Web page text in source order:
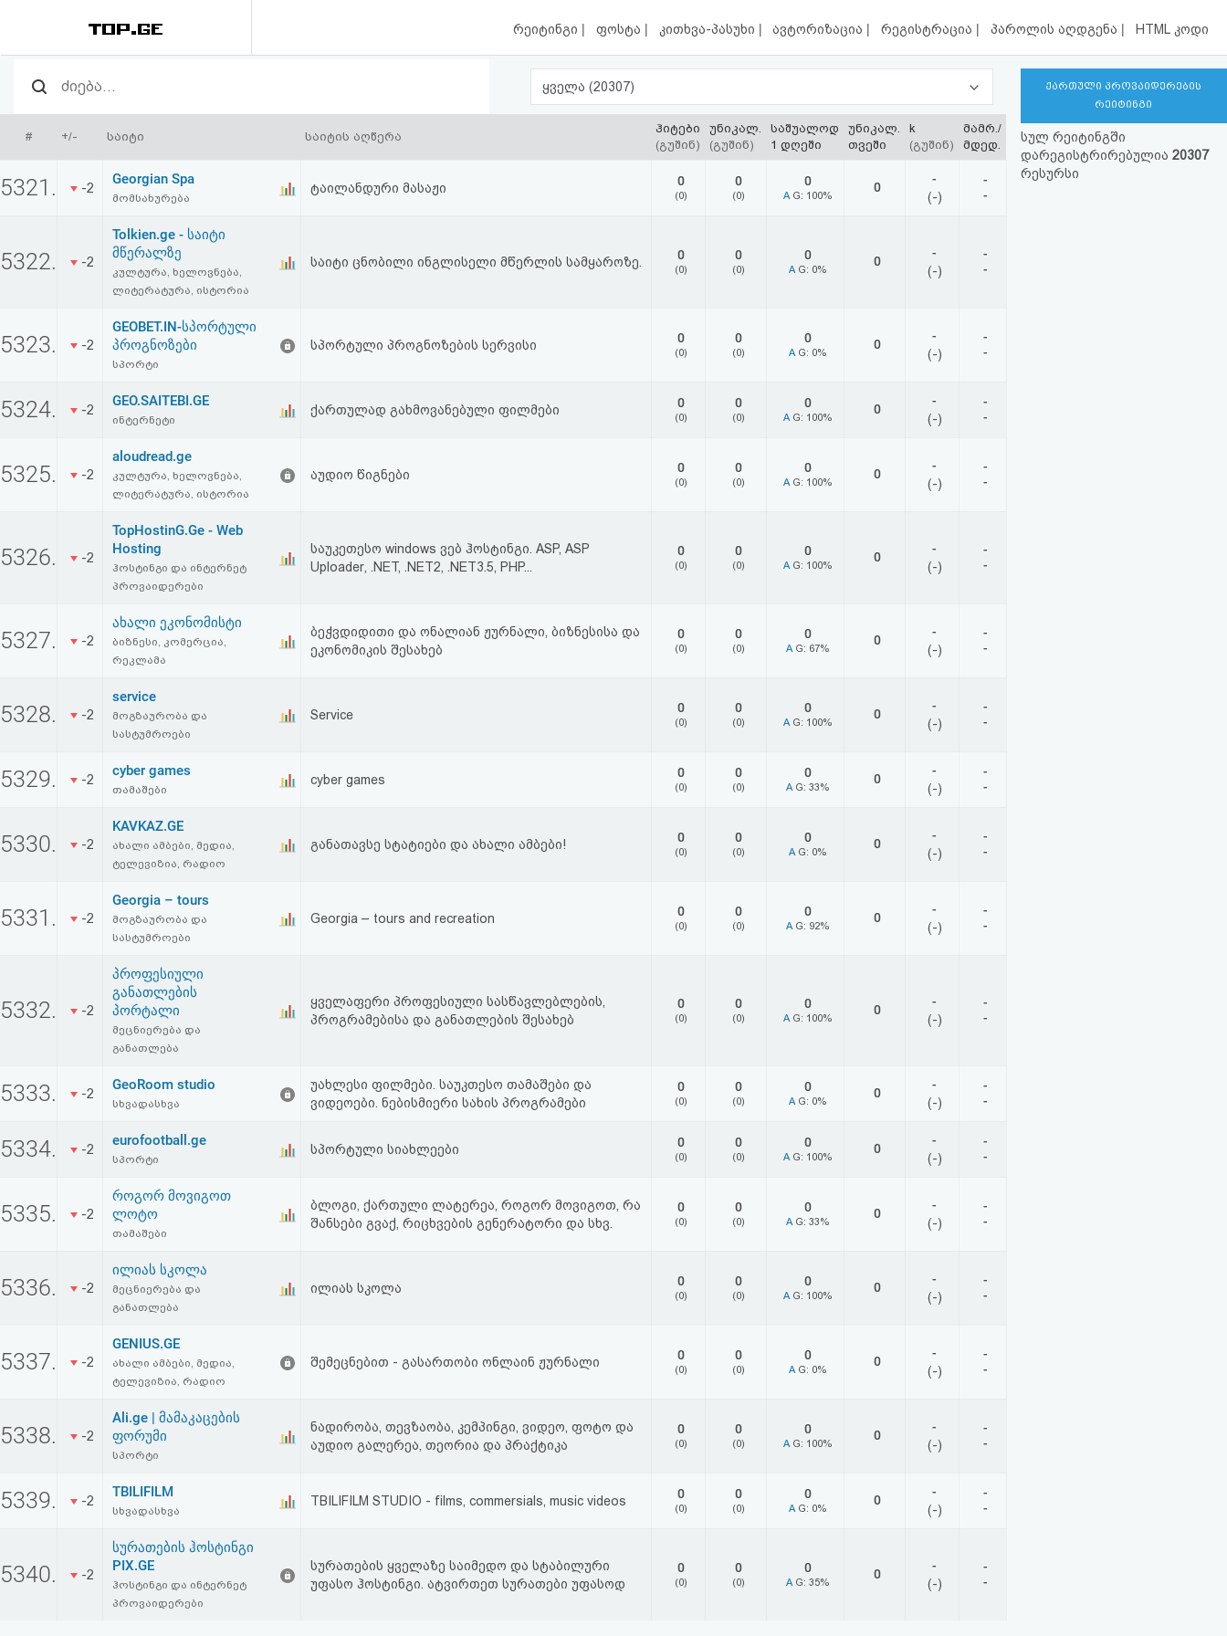
რეიტინგი | ფოსტა | კითხვა-პასუხი | ავტორიზაცია | რეგისტრაცია | პაროლის აღდგენა | HTML კოდი
რეიტინგი
(მთავარი)
ფოსტა
ავტორიზაცია
რეგისტრაცია
აღდგენა
HTML
სალიცენზიო
შეთანხმება
პასუხისმგებლობის
ყველა (20307)
# +/- საიტი საიტის აღწერა
ჰიტები
(გუშინ)
უნიკალ.
(გუშინ)
საშუალოდ
1 დღეში
უნიკალ.
თვეში
k
(გუშინ)
მამრ./
მდედ.
5321. -2
Georgian Spa
მომსახურება
ტაილანდური მასაჟი 0
(0)
0
(0)
0
A G: 100%
0
-
(-)
-
-
5322. -2
Tolkien.ge - საიტი
მწერალზე
კულტურა, ხელოვნება,
ლიტერატურა, ისტორია
საიტი ცნობილი ინგლისელი მწერლის სამყაროზე. 0
(0)
0
(0)
0
A G: 0%
0
-
(-)
-
-
5323. -2
GEOBET.IN-სპორტული
პროგნოზები
სპორტი
სპორტული პროგნოზების სერვისი 0
(0)
0
(0)
0
A G: 0%
0
-
(-)
-
-
5324. -2
GEO.SAITEBI.GE
ინტერნეტი
ქართულად გახმოვანებული ფილმები 0
(0)
0
(0)
0
A G: 100%
0
-
(-)
-
-
5325. -2
aloudread.ge
კულტურა, ხელოვნება,
ლიტერატურა, ისტორია
აუდიო წიგნები 0
(0)
0
(0)
0
A G: 100%
0
-
(-)
-
-
5326. -2
TopHostinG.Ge - Web
Hosting
ჰოსტინგი და ინტერნეტ
პროვაიდერები
საუკეთესო windows ვებ ჰოსტინგი. ASP, ASP
Uploader, .NET, .NET2, .NET3.5, PHP...
0
(0)
0
(0)
0
A G: 100%
0
-
(-)
-
-
5327. -2
ახალი ეკონომისტი
ბიზნესი, კომერცია,
რეკლამა
ბეჭვდიდითი და ონალიან ჟურნალი, ბიზნესისა და
ეკონომიკის შესახებ
0
(0)
0
(0)
0
A G: 67%
0
-
(-)
-
-
5328. -2
service
მოგზაურობა და
სასტუმროები
Service 0
(0)
0
(0)
0
A G: 100%
0
-
(-)
-
-
5329. -2
cyber games
თამაშები
cyber games 0
(0)
0
(0)
0
A G: 33%
0
-
(-)
-
-
5330. -2
KAVKAZ.GE
ახალი ამბები, მედია,
ტელევიზია, რადიო
განათავსე სტატიები და ახალი ამბები! 0
(0)
0
(0)
0
A G: 0%
0
-
(-)
-
-
5331. -2
Georgia – tours
მოგზაურობა და
სასტუმროები
Georgia – tours and recreation 0
(0)
0
(0)
0
A G: 92%
0
-
(-)
-
-
5332. -2
პროფესიული
განათლების
პორტალი
მეცნიერება და
განათლება
ყველაფერი პროფესიული სასწავლებლების,
პროგრამებისა და განათლების შესახებ
0
(0)
0
(0)
0
A G: 100%
0
-
(-)
-
-
5333. -2
GeoRoom studio
სხვადასხვა
უახლესი ფილმები. საუკთესო თამაშები და
ვიდეოები. ნებისმიერი სახის პროგრამები
0
(0)
0
(0)
0
A G: 0%
0
-
(-)
-
-
5334. -2
eurofootball.ge
სპორტი
სპორტული სიახლეები 0
(0)
0
(0)
0
A G: 100%
0
-
(-)
-
-
5335. -2
როგორ მოვიგოთ
ლოტო
თამაშები
ბლოგი, ქართული ლატერეა, როგორ მოვიგოთ, რა
შანსები გვაქ, რიცხვების გენერატორი და სხვ.
0
(0)
0
(0)
0
A G: 33%
0
-
(-)
-
-
5336. -2
ილიას სკოლა
მეცნიერება და
განათლება
ილიას სკოლა 0
(0)
0
(0)
0
A G: 100%
0
-
(-)
-
-
5337. -2
GENIUS.GE
ახალი ამბები, მედია,
ტელევიზია, რადიო
შემეცნებით - გასართობი ონლაინ ჟურნალი 0
(0)
0
(0)
0
A G: 0%
0
-
(-)
-
-
5338. -2
Ali.ge | მამაკაცების
ფორუმი
სპორტი
ნადირობა, თევზაობა, კემპინგი, ვიდეო, ფოტო და
აუდიო გალერეა, თეორია და პრაქტიკა
0
(0)
0
(0)
0
A G: 100%
0
-
(-)
-
-
5339. -2
TBILIFILM
სხვადასხვა
TBILIFILM STUDIO - films, commersials, music videos 0
(0)
0
(0)
0
A G: 0%
0
-
(-)
-
-
5340. -2
სურათების ჰოსტინგი
PIX.GE
ჰოსტინგი და ინტერნეტ
პროვაიდერები
სურათების ყველაზე საიმედო და სტაბილური
უფასო ჰოსტინგი. ატვირთეთ სურათები უფასოდ
0
(0)
0
(0)
0
A G: 35%
0
-
(-)
-
-
ქართული პროვაიდერების
რეიტინგი
სულ რეიტინგში
დარეგისტრირებულია 20307
რესურსი